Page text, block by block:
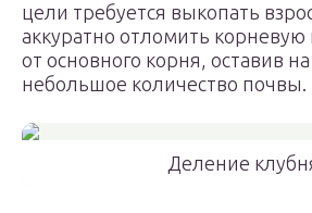
цели требуется выкопать
аккуратно отломить корневую
от основного корня, оставив
небольшое количество почвы.
Деление